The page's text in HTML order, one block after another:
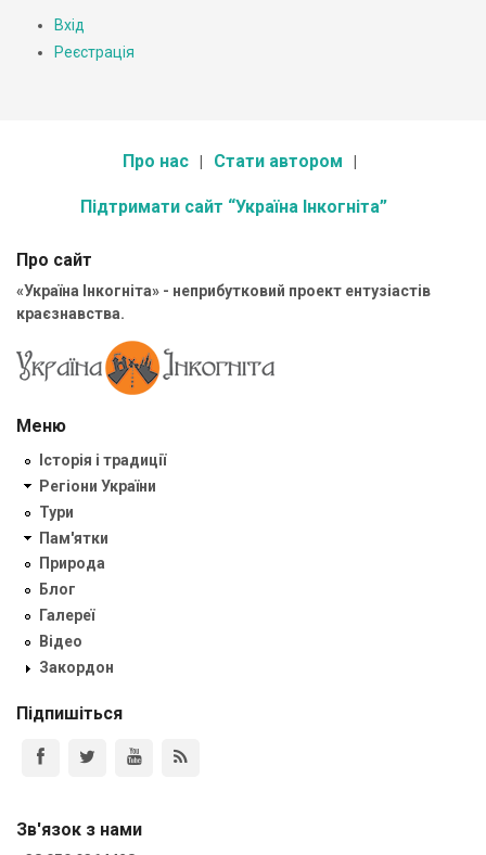
Вхід
Реєстрація
Про нас Стати автором
Підтримати сайт “Україна Інкогніта”
Про сайт
«Україна Інкогніта» - неприбутковий проект ентузіастів
краєзнавства.
Меню
Історія і традиції
Регіони України
Тури
Пам'ятки
Природа
Блог
Галереї
Відео
Закордон
Підпишіться
Зв'язок з нами